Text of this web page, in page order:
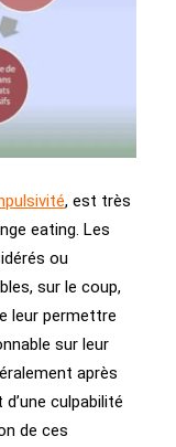
, est très
eating. Les
ou
sur le coup,
leur permettre
sur leur
après
culpabilité
de ces